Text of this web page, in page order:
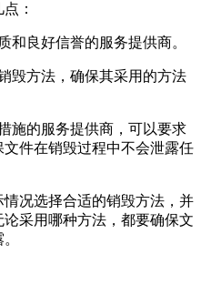
：
和良好信誉的服务提供商。
毁方法，确保其采用的方法
施的服务提供商，可以要求
件在销毁过程中不会泄露任
况选择合适的销毁方法，并
采用哪种方法，都要确保文